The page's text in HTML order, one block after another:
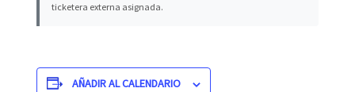
ticketera externa asignada.
AÑADIR AL CALENDARIO